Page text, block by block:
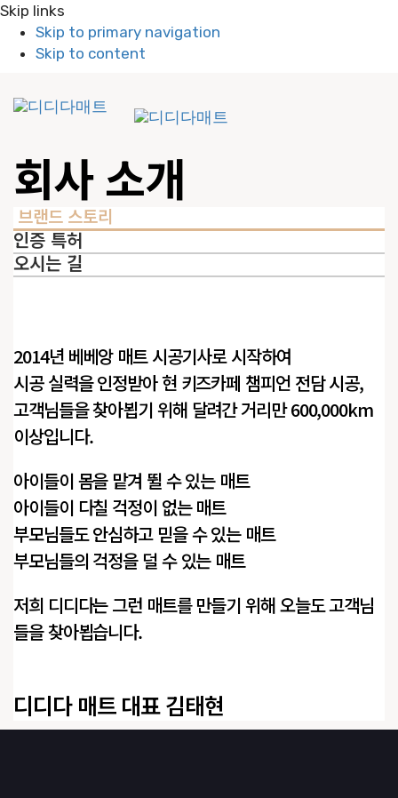
Skip links
Skip to primary navigation
Skip to content
회사 소개
브랜드 스토리
인증 특허
오시는 길
2014년 베베앙 매트 시공기사로 시작하여
시공 실력을 인정받아 현 키즈카페 챔피언 전담 시공,
고객님들을 찾아뵙기 위해 달려간 거리만 600,000km
이상입니다.
아이들이 몸을 맡겨 뛸 수 있는 매트
아이들이 다칠 걱정이 없는 매트
부모님들도 안심하고 믿을 수 있는 매트
부모님들의 걱정을 덜 수 있는 매트
저희 디디다는 그런 매트를 만들기 위해 오늘도 고객님
들을 찾아뵙습니다.
디디다 매트 대표 김태현